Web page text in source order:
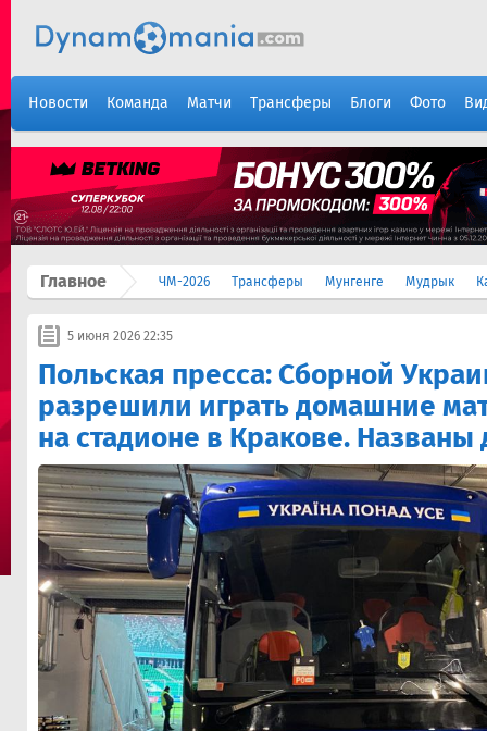
Новости Команда Матчи Трансферы Блоги Фото
Главное ЧМ-2026 Трансферы Мунгенге Мудрык
5 июня 2026 22:35
Польская пресса: Сборной
разрешили играть домашние
на стадионе в Кракове.